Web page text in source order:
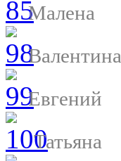
Малена
Валентина
Евгений
Татьяна